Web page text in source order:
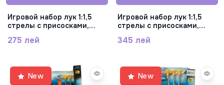
Игровой набор лук 1:1,5
стрелы с присосками,
275 лей
Игровой набор лук 1:1,5
стрелы с присосками,
345 лей
New New